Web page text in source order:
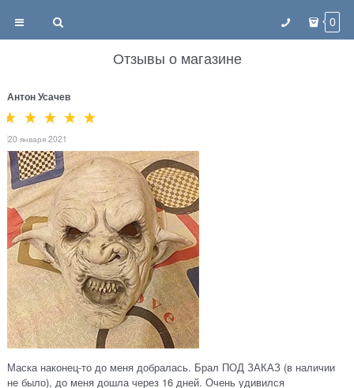
0
Отзывы о магазине
Антон Усачев
20 января 2021
Маска наконец-то до меня добралась. Брал ПОД ЗАКАЗ (в наличии
не было), до меня дошла через 16 дней. Очень удивился